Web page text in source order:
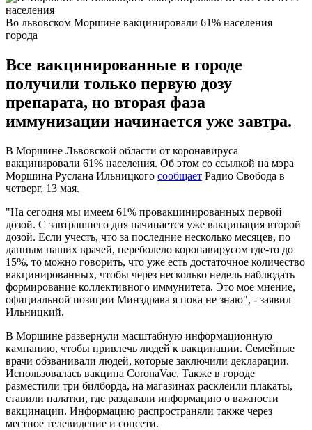
Во львовском Моршине вакцинировали 61% населения
города
Все вакцинированные в городе
получили только первую дозу
препарата, но вторая фаза
иммунизации начинается уже завтра.
В Моршине Львовской области от коронавируса
вакцинировали 61% населения. Об этом со ссылкой на мэра
Моршина Руслана Ильницкого сообщает Радио Свобода в
четверг, 13 мая.
"На сегодня мы имеем 61% провакцинированных первой
дозой. С завтрашнего дня начинается уже вакцинация второй
дозой. Если учесть, что за последние несколько месяцев, по
данным наших врачей, переболело коронавирусом где-то до
15%, то можно говорить, что уже есть достаточное количество
вакцинированных, чтобы через несколько недель наблюдать
формирование коллективного иммунитета. Это мое мнение,
официальной позиции Минздрава я пока не знаю", - заявил
Ильницкий.
В Моршине развернули масштабную информационную
кампанию, чтобы привлечь людей к вакцинации. Семейные
врачи обзванивали людей, которые заключили декларации.
Использовалась вакцина CoronaVac. Также в городе
разместили три билборда, на магазинах расклеили плакаты,
ставили палатки, где раздавали информацию о важности
вакцинации. Информацию распространяли также через
местное телевидение и соцсети.